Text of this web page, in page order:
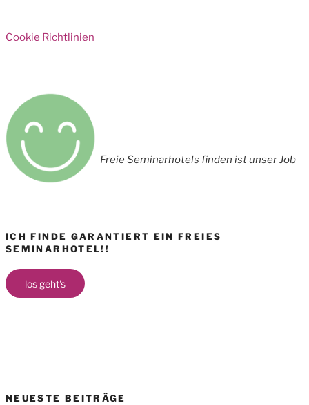
Cookie Richtlinien
Freie Seminarhotels finden ist unser Job
ICH FINDE GARANTIERT EIN FREIES
SEMINARHOTEL!!
los geht's
NEUESTE BEITRÄGE